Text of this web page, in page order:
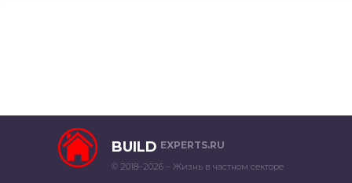
BUILD EXPERTS.RU
© 2018–2026 – Жизнь в частном секторе